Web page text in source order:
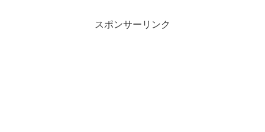
スポンサーリンク